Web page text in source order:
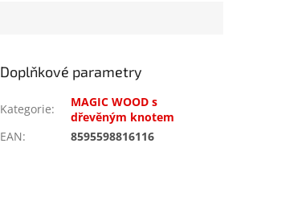
Doplňkové parametry
Kategorie:
MAGIC WOOD s
dřevěným knotem
EAN: 8595598816116